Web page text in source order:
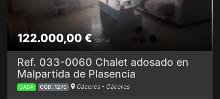
Ref. 033-0060 Chalet adosado en
Malpartida de Plasencia
CASA CÓD. 1270 Cáceres - Cáceres
122.000,00 €Venta